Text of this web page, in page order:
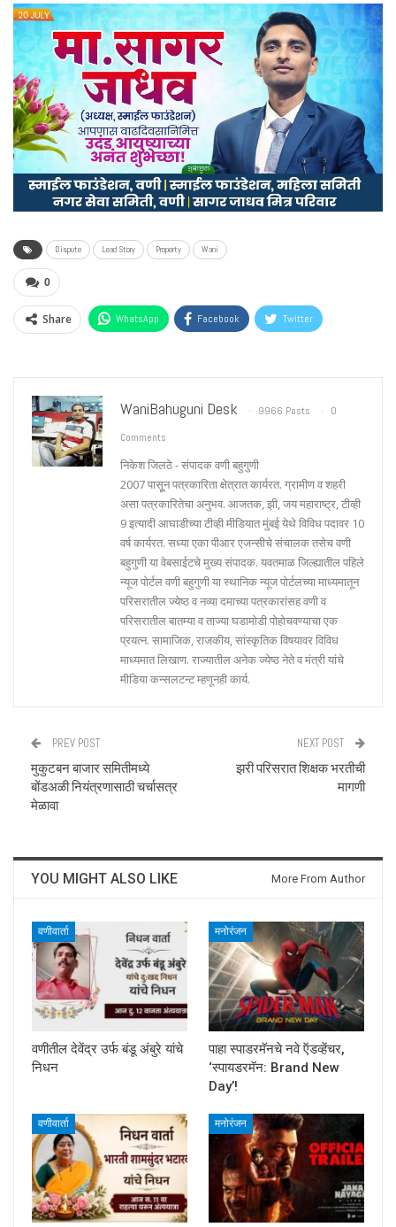
Dispute Lead Story Property Wani
0
Share WhatsApp Facebook Twitter
WaniBahuguni Desk 9966 Posts
0
Comments
निकेश जिलठे - संपादक वणी बहुगुणी
2007 पासूून पत्रकारिता क्षेत्रात कार्यरत. ग्रामीण व शहरी
असा पत्रकारितेचा अनुभव. आजतक, झी, जय महाराष्ट्र, टीव्ही
9 इत्यादी आघाडीच्या टीव्ही मीडियात मुंबई येथे विविध पदावर 10
वर्ष कार्यरत. सध्या एका पीआर एजन्सीचे संचालक तसेच वणी
बहुगुणी या वेबसाईटचे मुख्य संपादक. यवतमाळ जिल्ह्यातील पहिले
न्यूज पोर्टल वणी बहुगुणी या स्थानिक न्यूज पोर्टलच्या माध्यमातून
परिसरातील ज्येष्ठ व नव्या दमाच्या पत्रकारांसह वणी व
परिसरातील बातम्या व ताज्या घडामोडी पोहोचवण्याचा एक
प्रयत्न. सामाजिक, राजकीय, सांस्कृतिक विषयावर विविध
माध्यमात लिखाण. राज्यातील अनेक ज्येष्ठ नेते व मंत्री यांचे
मीडिया कन्सलटन्ट म्हणूनही कार्य.
PREV POST
मुकुटबन बाजार समितीमध्ये
बोंडअळी नियंत्रणासाठी चर्चासत्र
मेळावा
NEXT POST
झरी परिसरात शिक्षक भरतीची
मागणी
YOU MIGHT ALSO LIKE More From Author
वणीवार्ता
वणीतील देवेंद्र उर्फ बंडू अंबुरे यांचे
निधन
मनोरंजन
पाहा स्पाडरमॅनचे नवे ऍडव्हेंचर,
‘स्पायडरमॅन: Brand New
Day’!
वणीवार्ता मनोरंजन